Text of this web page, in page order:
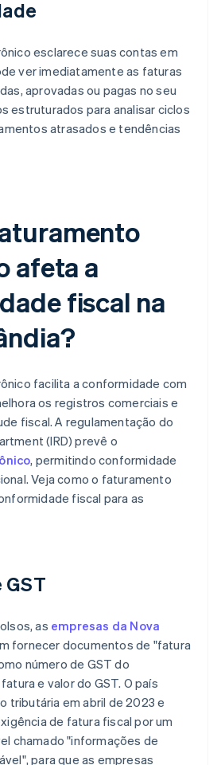
esclarece suas contas em
ver imediatamente as faturas
aprovadas ou pagas no seu
estruturados para analisar ciclos
atrasados e tendências
afeta a
fiscal na
facilita a conformidade com
os registros comerciais e
fiscal. A regulamentação do
(IRD) prevê o
, permitindo conformidade
Veja como o faturamento
fiscal para as
GST
as empresas da Nova
fornecer documentos de "fatura
número de GST do
e valor do GST. O país
tributária em abril de 2023 e
de fatura fiscal por um
chamado "informações de
para que as empresas